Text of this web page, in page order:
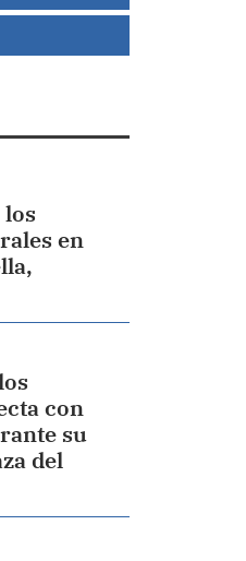
en
con
su
del